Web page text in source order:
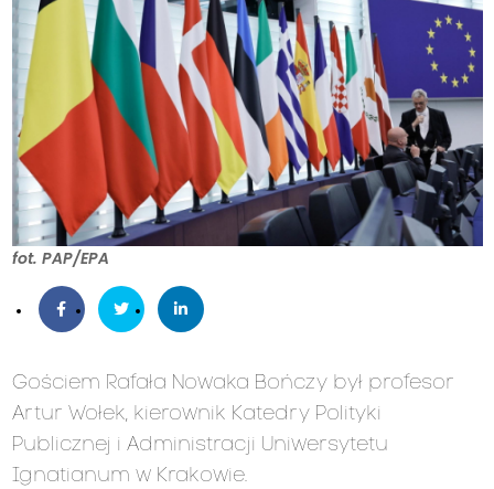
fot. PAP/EPA
Gościem Rafała Nowaka Bończy był profesor
Artur Wołek, kierownik Katedry Polityki
Publicznej i Administracji Uniwersytetu
Ignatianum w Krakowie.